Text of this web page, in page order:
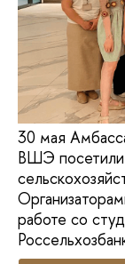
30 мая
ВШЭ посетили
работе со